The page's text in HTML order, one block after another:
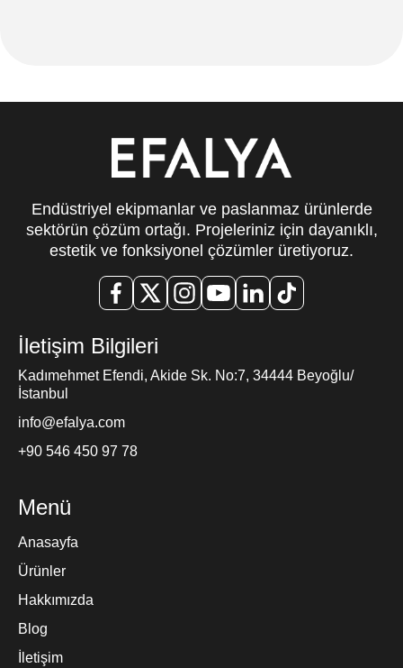
Endüstriyel ekipmanlar ve paslanmaz ürünlerde
sektörün çözüm ortağı. Projeleriniz için dayanıklı,
estetik ve fonksiyonel çözümler üretiyoruz.
İletişim Bilgileri
Kadımehmet Efendi, Akide Sk. No:7, 34444 Beyoğlu/
İstanbul
info@efalya.com
+90 546 450 97 78
Menü
Anasayfa
Ürünler
Hakkımızda
Blog
İletişim